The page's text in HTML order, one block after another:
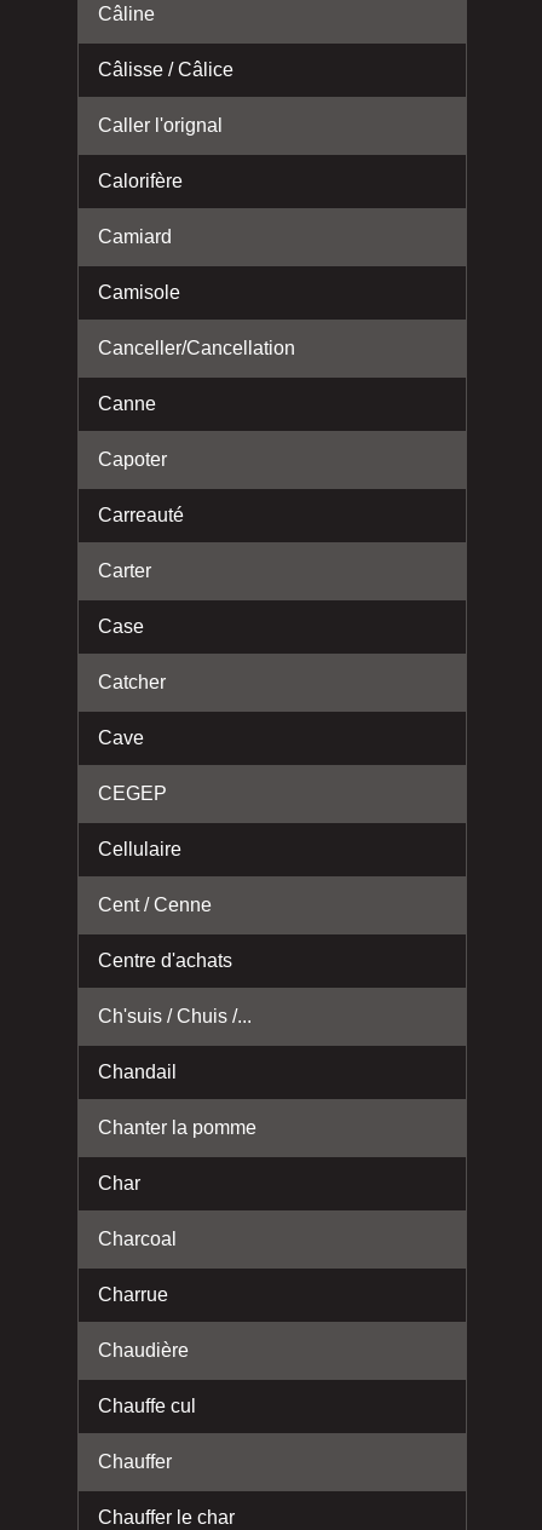
Câline
Câlisse / Câlice
Caller l'orignal
Calorifère
Camiard
Camisole
Canceller/Cancellation
Canne
Capoter
Carreauté
Carter
Case
Catcher
Cave
CEGEP
Cellulaire
Cent / Cenne
Centre d'achats
Ch'suis / Chuis /...
Chandail
Chanter la pomme
Char
Charcoal
Charrue
Chaudière
Chauffe cul
Chauffer
Chauffer le char